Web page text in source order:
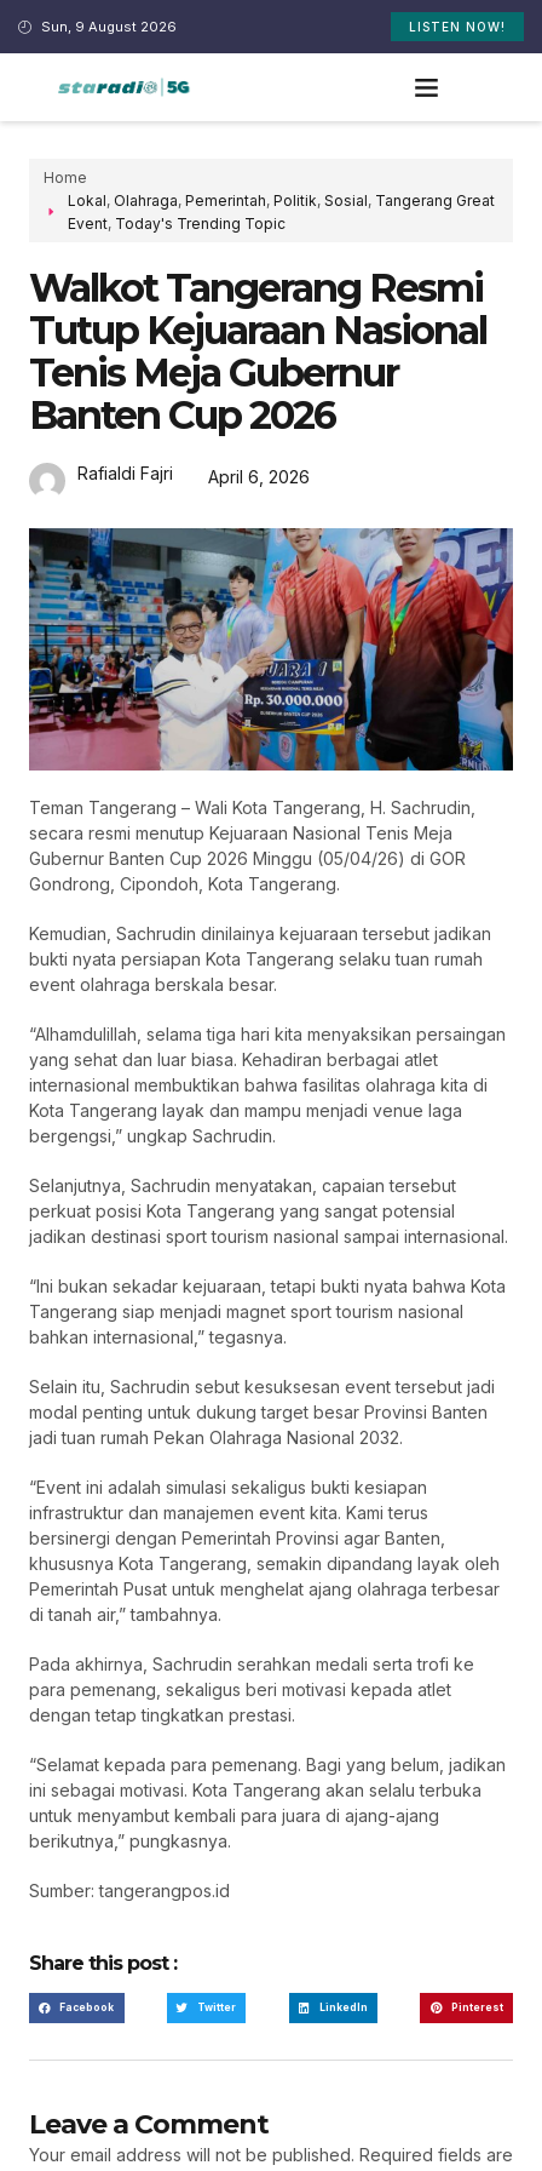
Sun, 9 August 2026 LISTEN NOW!
Home
Lokal, Olahraga, Pemerintah, Politik, Sosial, Tangerang Great
Event, Today's Trending Topic
Walkot Tangerang Resmi
Tutup Kejuaraan Nasional
Tenis Meja Gubernur
Banten Cup 2026
Rafialdi Fajri April 6, 2026
Teman Tangerang – Wali Kota Tangerang, H. Sachrudin,
secara resmi menutup Kejuaraan Nasional Tenis Meja
Gubernur Banten Cup 2026 Minggu (05/04/26) di GOR
Gondrong, Cipondoh, Kota Tangerang.
Kemudian, Sachrudin dinilainya kejuaraan tersebut jadikan
bukti nyata persiapan Kota Tangerang selaku tuan rumah
event olahraga berskala besar.
“Alhamdulillah, selama tiga hari kita menyaksikan persaingan
yang sehat dan luar biasa. Kehadiran berbagai atlet
internasional membuktikan bahwa fasilitas olahraga kita di
Kota Tangerang layak dan mampu menjadi venue laga
bergengsi,” ungkap Sachrudin.
Selanjutnya, Sachrudin menyatakan, capaian tersebut
perkuat posisi Kota Tangerang yang sangat potensial
jadikan destinasi sport tourism nasional sampai internasional.
“Ini bukan sekadar kejuaraan, tetapi bukti nyata bahwa Kota
Tangerang siap menjadi magnet sport tourism nasional
bahkan internasional,” tegasnya.
Selain itu, Sachrudin sebut kesuksesan event tersebut jadi
modal penting untuk dukung target besar Provinsi Banten
jadi tuan rumah Pekan Olahraga Nasional 2032.
“Event ini adalah simulasi sekaligus bukti kesiapan
infrastruktur dan manajemen event kita. Kami terus
bersinergi dengan Pemerintah Provinsi agar Banten,
khususnya Kota Tangerang, semakin dipandang layak oleh
Pemerintah Pusat untuk menghelat ajang olahraga terbesar
di tanah air,” tambahnya.
Pada akhirnya, Sachrudin serahkan medali serta trofi ke
para pemenang, sekaligus beri motivasi kepada atlet
dengan tetap tingkatkan prestasi.
“Selamat kepada para pemenang. Bagi yang belum, jadikan
ini sebagai motivasi. Kota Tangerang akan selalu terbuka
untuk menyambut kembali para juara di ajang-ajang
berikutnya,” pungkasnya.
Sumber: tangerangpos.id
Share this post :
Facebook Twitter LinkedIn Pinterest
Leave a Comment
Your email address will not be published. Required fields are